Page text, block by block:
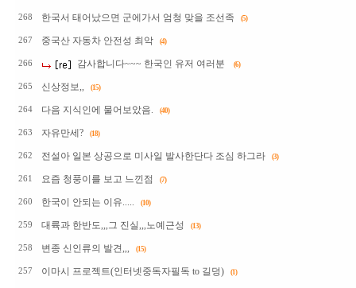
268 한국서 태어났으면 군에가서 엄청 맞을 조선족 (5)
267 중국산 자동차 안전성 최악 (4)
266 감사합니다~~~ 한국인 유저 여러분 (6)
265 신상정보,, (15)
264 다음 지식인에 물어보았음. (40)
263 자유만세? (18)
262 전설아 일본 상공으로 미사일 발사한단다 조심 하그라 (3)
261 요즘 청풍이를 보고 느낀점 (7)
260 한국이 안되는 이유..... (10)
259 대륙과 한반도,,,그 진실,,,노예근성 (13)
258 변종 신인류의 발견,,, (15)
257 이마시 프로젝트(인터넷중독자필독 to 길덩) (1)